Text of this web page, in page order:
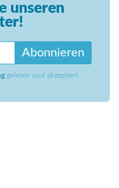
unseren
Abonnieren
gelesen und akzeptiert.